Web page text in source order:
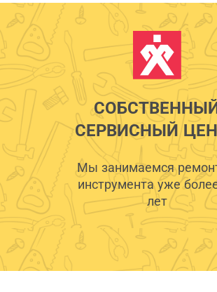
СЕРВИСНЫЙ
Мы занимаемся
инструмента уже
лет